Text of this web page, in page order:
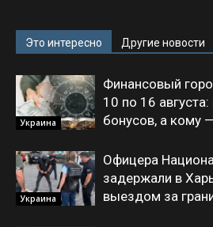
Это интересно Другие новости
Украина
Финансовый
10 по 16
бонусов, а кому
Украина
Офицера
задержали в
выездом за